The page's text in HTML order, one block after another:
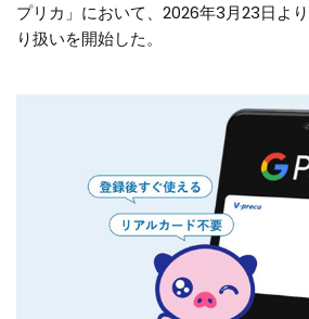
プリカ」において、2026年3月23日よ
り扱いを開始した。